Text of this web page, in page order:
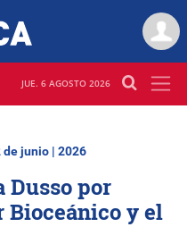
JUE. 6 AGOSTO 2026
de junio | 2026
por
Bioceánico y el